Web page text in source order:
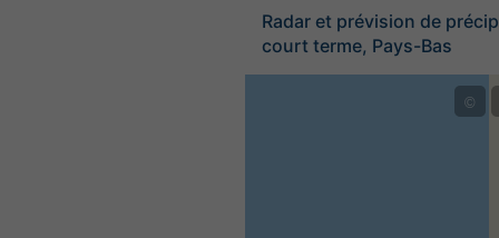
Radar et prévision de
court terme, Pays-Bas
©